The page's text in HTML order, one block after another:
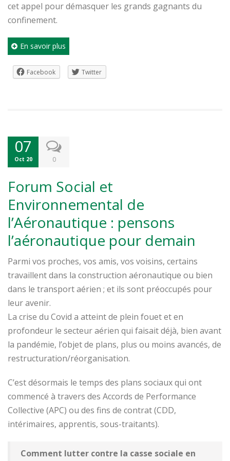
cet appel pour démasquer les grands gagnants du
confinement.
En savoir plus
Facebook Twitter
07
Oct 20 0
Forum Social et
Environnemental de
l’Aéronautique : pensons
l’aéronautique pour demain
Parmi vos proches, vos amis, vos voisins, certains
travaillent dans la construction aéronautique ou bien
dans le transport aérien ; et ils sont préoccupés pour
leur avenir.
La crise du Covid a atteint de plein fouet et en
profondeur le secteur aérien qui faisait déjà, bien avant
la pandémie, l’objet de plans, plus ou moins avancés, de
restructuration/réorganisation.
C’est désormais le temps des plans sociaux qui ont
commencé à travers des Accords de Performance
Collective (APC) ou des fins de contrat (CDD,
intérimaires, apprentis, sous-traitants).
Comment lutter contre la casse sociale en